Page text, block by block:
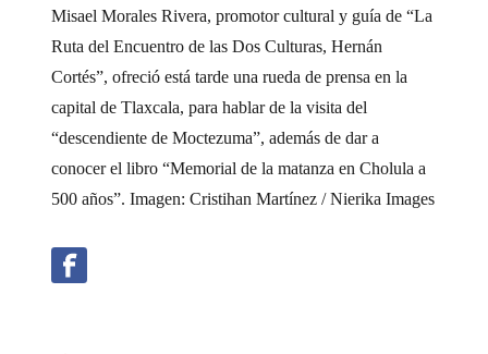
Misael Morales Rivera, promotor cultural y guía de “La
Ruta del Encuentro de las Dos Culturas, Hernán
Cortés”, ofreció está tarde una rueda de prensa en la
capital de Tlaxcala, para hablar de la visita del
“descendiente de Moctezuma”, además de dar a
conocer el libro “Memorial de la matanza en Cholula a
500 años”. Imagen: Cristihan Martínez / Nierika Images